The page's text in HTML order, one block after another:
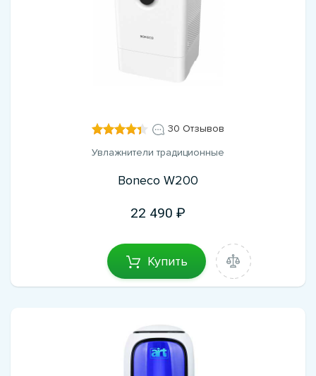
30 Отзывов
Увлажнители традиционные
Boneco W200
22 490
Купить